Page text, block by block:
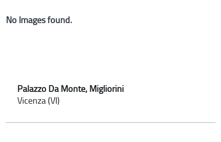
No Images found.
Palazzo Da Monte, Migliorini
Vicenza (VI)